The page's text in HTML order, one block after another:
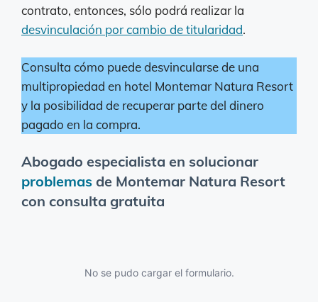
contrato, entonces, sólo podrá realizar la
desvinculación por cambio de titularidad.
Consulta cómo puede desvincularse de una
multipropiedad en hotel Montemar Natura Resort
y la posibilidad de recuperar parte del dinero
pagado en la compra.
Abogado especialista en solucionar
problemas de Montemar Natura Resort
con consulta gratuita
No se pudo cargar el formulario.